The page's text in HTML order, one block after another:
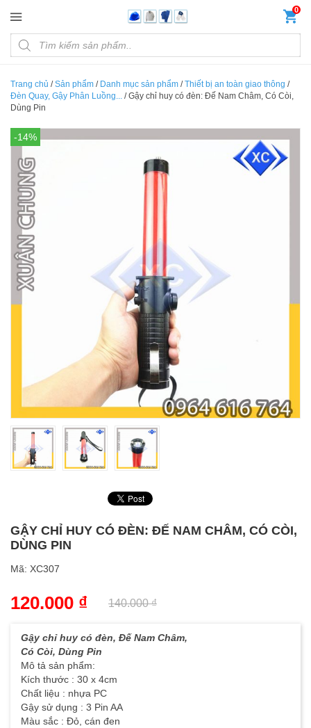
0
Products search
Trang chủ /Sản phẩm / Danh mục sản phẩm /Thiết bị an toàn giao thông /
Đèn Quay, Gậy Phân Luồng... /Gậy chỉ huy có đèn: Đế Nam Châm, Có Còi,
Dùng Pin
-14%
GẬY CHỈ HUY CÓ ĐÈN: ĐẾ NAM CHÂM, CÓ CÒI,
DÙNG PIN
Mã: XC307
140.000₫
120.000 ₫
Gậy chỉ huy có đèn, Đế Nam Châm,
Có Còi, Dùng Pin
Mô tả sản phẩm:
Kích thước : 30 x 4cm
Chất liệu : nhựa PC
Gậy sử dụng : 3 Pin AA
Màu sắc : Đỏ, cán đen